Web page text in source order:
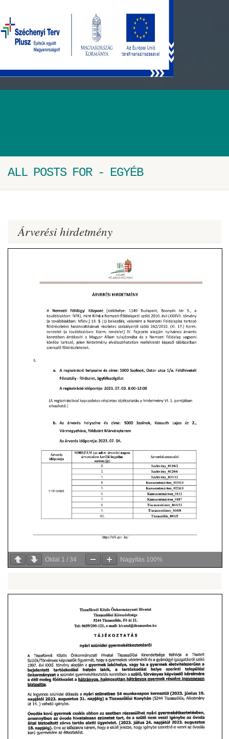
ALL POSTS FOR - EGYÉB
Árverési hirdetmény
Oldal 1 / 34 Nagyítás 100%